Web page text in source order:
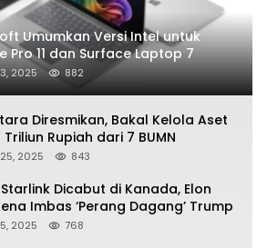
Umumkan Versi Intel untuk
Pro 11 dan Surface Laptop 7
2025 882
Diresmikan, Bakal Kelola Aset
Triliun Rupiah dari 7 BUMN
2025 843
Starlink Dicabut di Kanada, Elon
Imbas ‘Perang Dagang’ Trump
2025 768